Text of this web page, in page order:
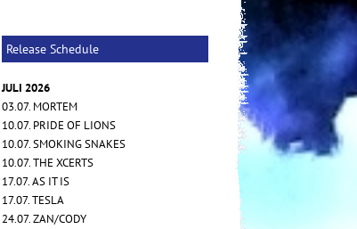
Release Schedule
JULI 2026
03.07. MORTEM
10.07. PRIDE OF LIONS
10.07. SMOKING SNAKES
10.07. THE XCERTS
17.07. AS IT IS
17.07. TESLA
24.07. ZAN/CODY